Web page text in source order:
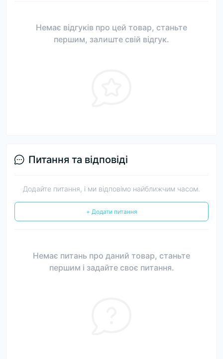
Немає відгуків про цей товар, станьте
першим, залиште свій відгук.
Питання та відповіді
Додайте питання, і ми відповімо найближчим часом.
+ Додати питання
Немає питань про даний товар, станьте
першим і задайте своє питання.